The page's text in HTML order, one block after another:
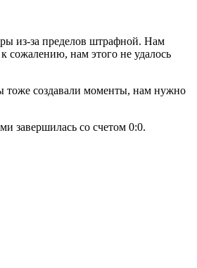
из‑за пределов штрафной. Нам
сожалению, нам этого не удалось
тоже создавали моменты, нам нужно
завершилась со счетом 0:0.